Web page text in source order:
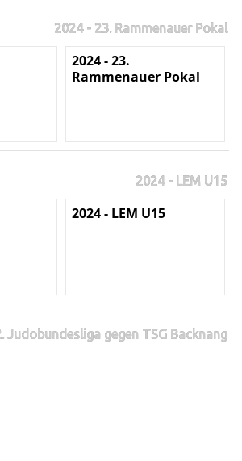
2024 - 23. Rammenauer Pokal
2024 - 23.
Rammenauer Pokal
2024 - LEM U15
2024 - LEM U15
Judobundesliga gegen TSG Backnang